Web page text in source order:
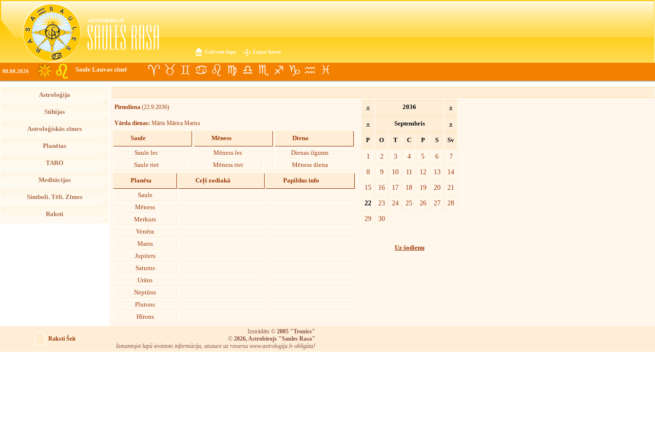
Galvenā lapa Lapas karte
08.08.2026 Saule Lauvas zīmē
Astroloģija
Stihijas
Astroloģiskās zīmes
Planētas
TARO
Meditācijas
Simboli. Tēli. Zīmes
Raksti
Pirmdiena (22.9.2036)
Vārda dienas: Māris Mārica Mariss
Saule
Saule lec
Saule riet
Mēness
Mēness lec
Mēness riet
Diena
Dienas ilgums
Mēness diena
Planēta Ceļš zodiakā Papildus info
Saule
Mēness
Merkurs
Venēra
Marss
Jupiters
Saturns
Urāns
Neptūns
Plutons
Hīrons
« 2036 »
« Septembris »
P O T C P S Sv
1 2 3 4 5 6
7
8
9 10 11 12 13
14
15
16 17 18 19 20
21
22
23 24 25 26 27
28
29
30
Uz šodienu
Raksti Šeit
Izstrādāts © 2005 "Tronics"
© 2026, Astrobirojs "Saules Rasa"
Izmantojot lapā ievietoto informāciju, atsauce uz resursu www.astrologija.lv obligāta!